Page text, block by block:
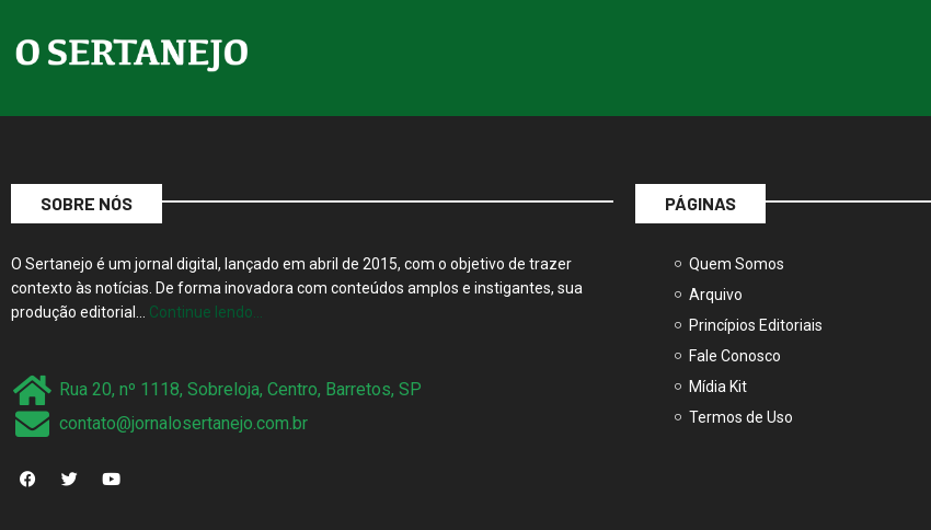
SOBRE NÓS
O Sertanejo é um jornal digital, lançado em abril de 2015, com o objetivo de trazer
contexto às notícias. De forma inovadora com conteúdos amplos e instigantes, sua
produção editorial… Continue lendo…
Rua 20, nº 1118, Sobreloja, Centro, Barretos, SP
contato@jornalosertanejo.com.br
PÁGINAS
Quem Somos
Arquivo
Princípios Editoriais
Fale Conosco
Mídia Kit
Termos de Uso